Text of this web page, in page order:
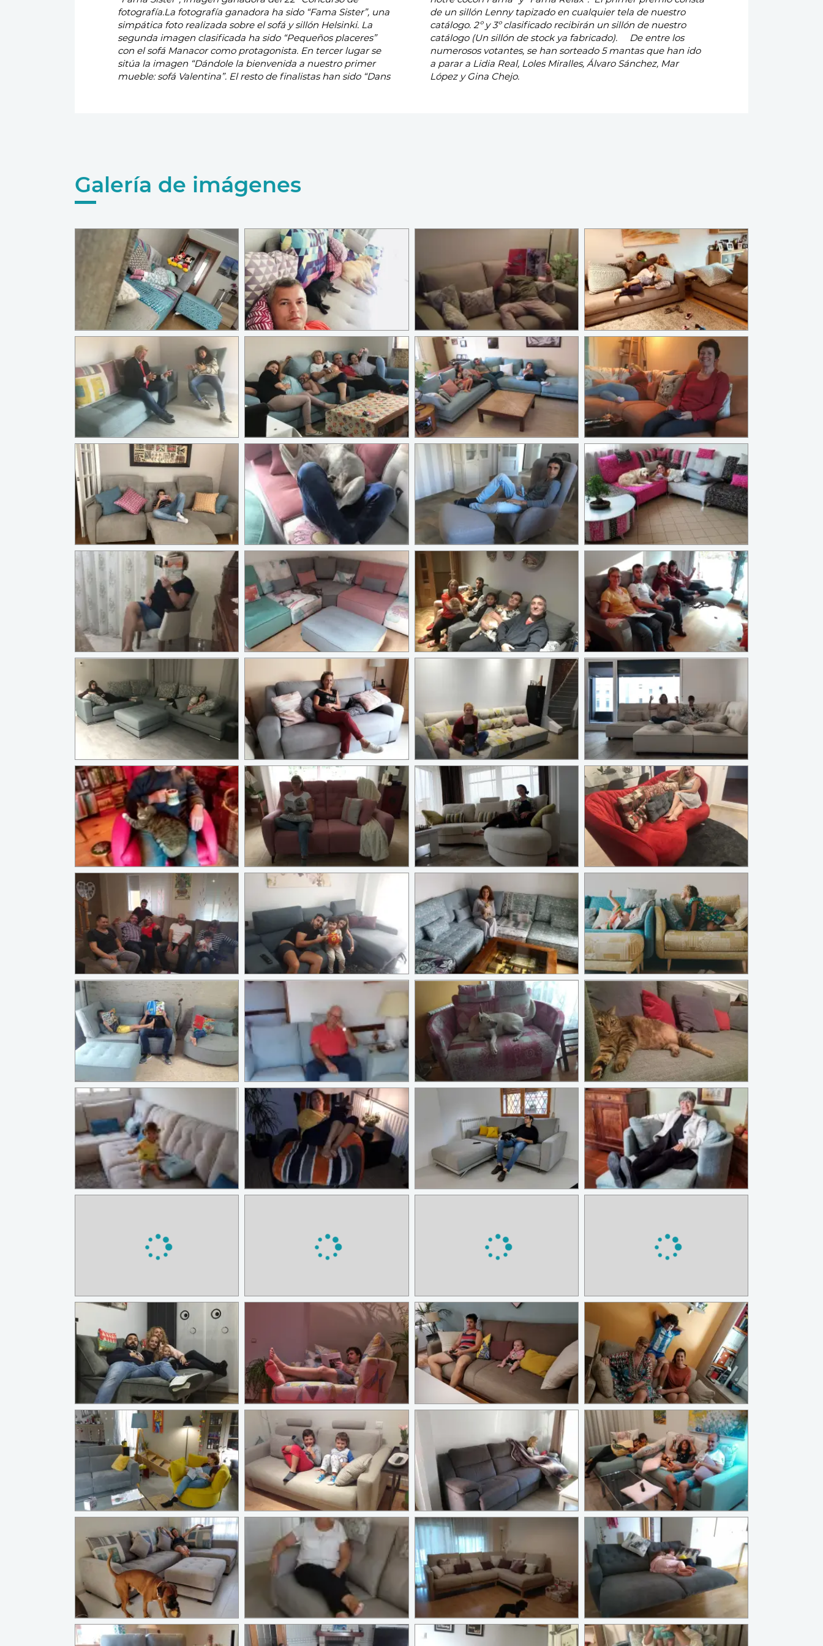
fotografía.La fotografía ganadora ha sido “Fama Sister”, una
simpática foto realizada sobre el sofá y sillón Helsinki. La
segunda imagen clasificada ha sido “Pequeños placeres”
con el sofá Manacor como protagonista. En tercer lugar se
sitúa la imagen “Dándole la bienvenida a nuestro primer
mueble: sofá Valentina”. El resto de finalistas han sido “Dans
de un sillón Lenny tapizado en cualquier tela de nuestro
catálogo. 2º y 3º clasificado recibirán un sillón de nuestro
catálogo (Un sillón de stock ya fabricado).
De entre los
numerosos votantes, se han sorteado 5 mantas que han ido
a parar a Lidia Real, Loles Miralles, Álvaro Sánchez, Mar
López y Gina Chejo.
Galería de imágenes